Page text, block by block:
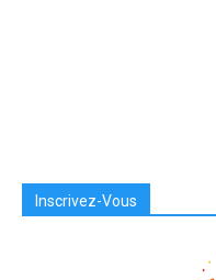
Inscrivez-Vous